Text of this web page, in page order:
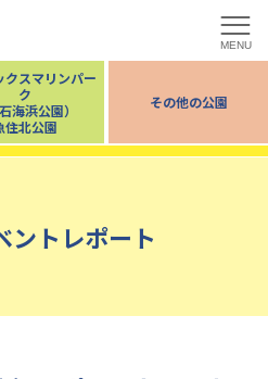
MENU
クスマリンパー
ク
石海浜公園）
住北公園
その他の公園
ントレポート